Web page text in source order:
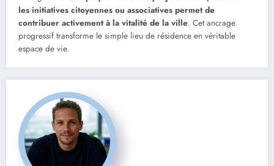
les initiatives citoyennes ou associatives permet de
contribuer activement à la vitalité de la ville. Cet ancrage
progressif transforme le simple lieu de résidence en véritable
espace de vie.